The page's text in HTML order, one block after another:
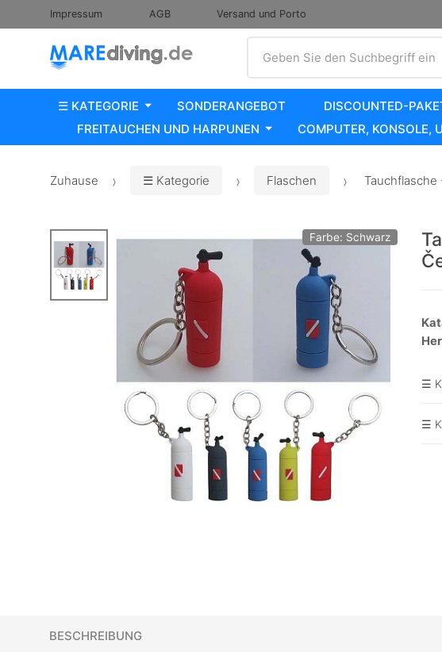
Impressum AGB Versand und Porto
Geben Sie den Suchbegriff ein
☰ KATEGORIE SONDERANGEBOT DISCOUNTED-
FREITAUCHEN UND HARPUNEN
COMPUTER, KONSOLE,
Zuhause ☰ Kategorie Flaschen Tauchflasche
Farbe: Schwarz
☰
☰
BESCHREIBUNG